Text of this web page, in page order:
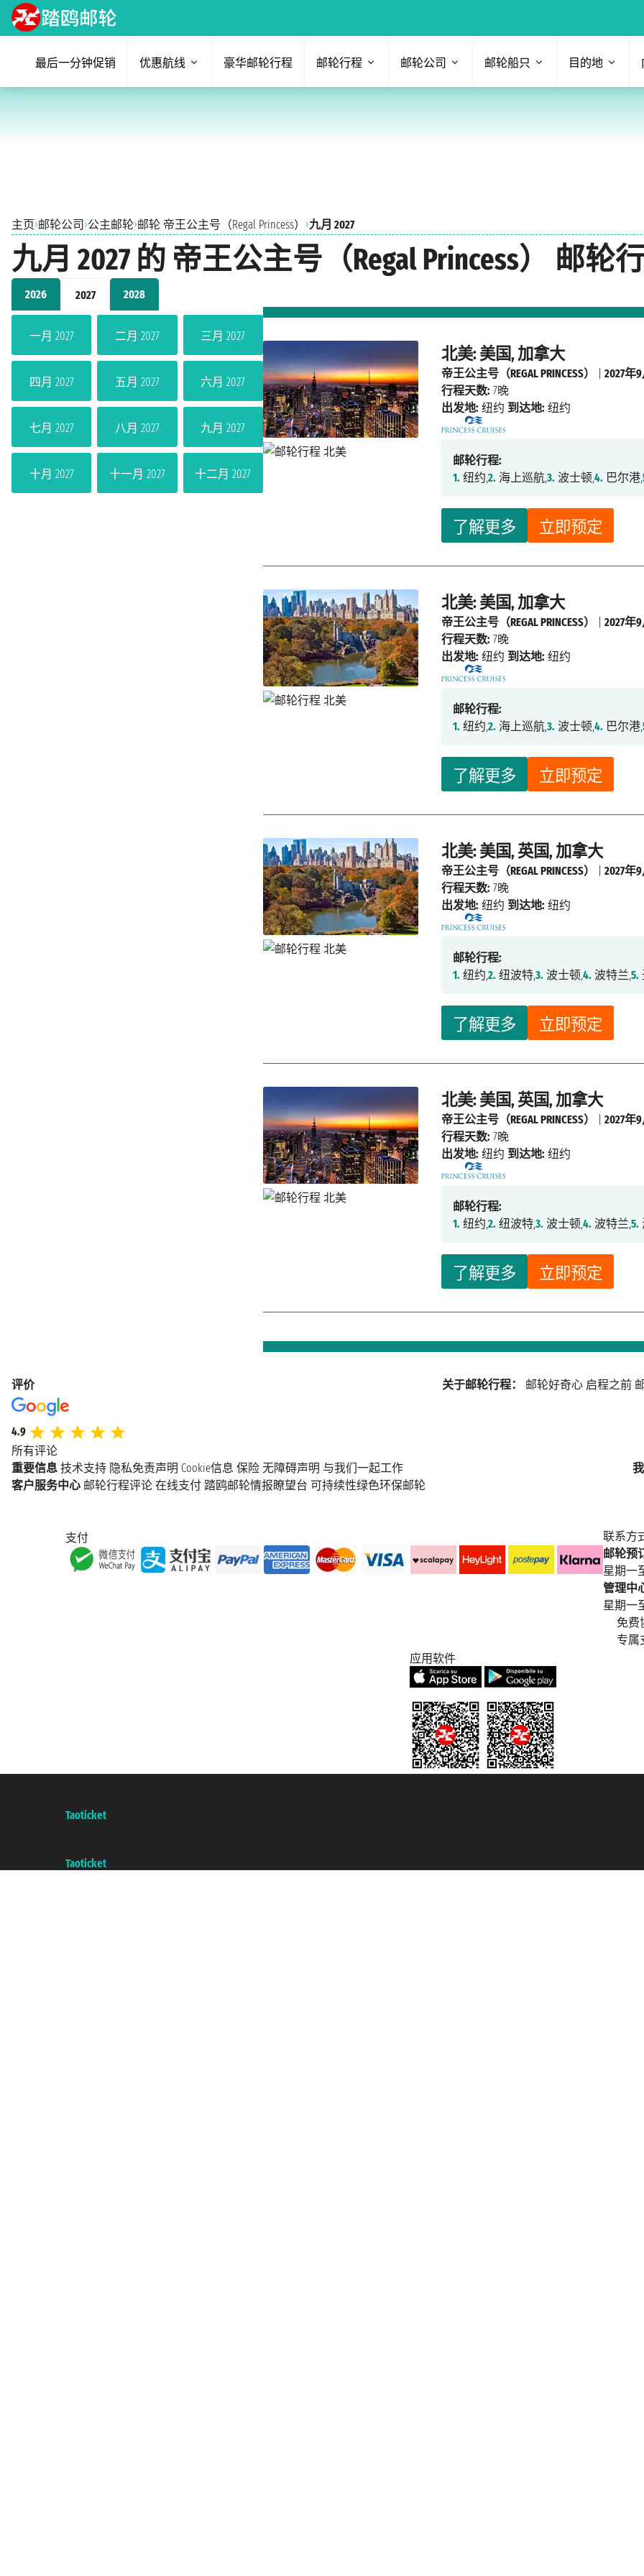
最后一分钟促销 优惠航线 豪华邮轮行程 邮轮行程 邮轮公司 邮轮船只 目的地
主页›邮轮公司 ›公主邮轮›邮轮 帝王公主号（Regal Princess） ›九月 2027
九月 2027 的 帝王公主号（Regal Princess） 邮轮
2026 2027 2028
一月 2027 二月 2027 三月 2027
四月 2027 五月 2027 六月 2027
七月 2027 八月 2027 九月 2027
十月 2027 十一月 2027 十二月 2027
北美: 美国, 加拿大
了解更多 立即预定
帝王公主号（REGAL PRINCESS） |2027年
行程天数: 7晚
出发地: 纽约 到达地: 纽约
邮轮行程:
1. 纽约,2. 海上巡航,3. 波士顿,4. 巴尔港,
北美: 美国, 加拿大
了解更多 立即预定
帝王公主号（REGAL PRINCESS） |2027年9
行程天数: 7晚
出发地: 纽约 到达地: 纽约
邮轮行程:
1. 纽约,2. 海上巡航,3. 波士顿,4. 巴尔港,
北美: 美国, 英国, 加拿大
了解更多 立即预定
帝王公主号（REGAL PRINCESS） |2027年
行程天数: 7晚
出发地: 纽约 到达地: 纽约
邮轮行程:
1. 纽约,2. 纽波特,3. 波士顿,4. 波特兰,5.
北美: 美国, 英国, 加拿大
了解更多 立即预定
帝王公主号（REGAL PRINCESS） |2027年
行程天数: 7晚
出发地: 纽约 到达地: 纽约
邮轮行程:
1. 纽约,2. 纽波特,3. 波士顿,4. 波特兰,5.
评价
4.9
所有评论
关于邮轮行程： 邮轮好奇心 启程之前
重要信息 技术支持 隐私免责声明 Cookie信息 保险 无障碍声明 与我们一起工作
客户服务中心 邮轮行程评论 在线支付 踏鸥邮轮情报瞭望台 可持续性绿色环保邮轮
支付
联系方
邮轮预
星期一
管理中
星期一
免费
专属
应用软件
Taoticket
Taoticket